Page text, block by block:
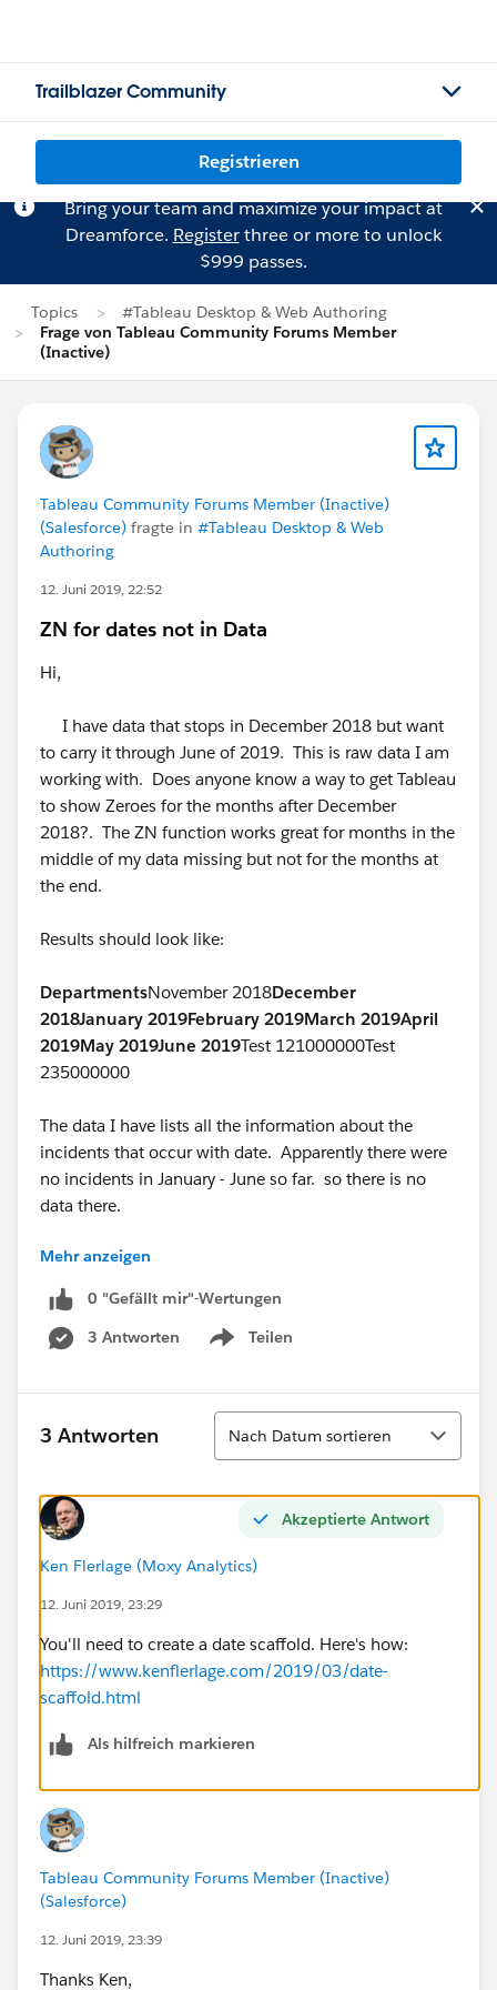
Trailblazer Community
Registrieren
Bring your team and maximize your impact at
Dreamforce. Registerthree or more to unlock
$999 passes.
Topics
#Tableau Desktop & Web Authoring
Frage von Tableau Community Forums Member
(Inactive)
Tableau Community Forums Member (Inactive)
(Salesforce) fragte in #Tableau Desktop & Web
Authoring
12. Juni 2019, 22:52
ZN for dates not in Data
Hi,
I have data that stops in December 2018 but want
to carry it through June of 2019. This is raw data I am
working with. Does anyone know a way to get Tableau
to show Zeroes for the months after December
2018?. The ZN function works great for months in the
middle of my data missing but not for the months at
the end.
Results should look like:
DepartmentsNovember 2018December
2018January 2019February 2019March 2019April
2019May 2019June 2019Test 121000000Test
235000000
The data I have lists all the information about the
incidents that occur with date. Apparently there were
no incidents in January - June so far. so there is no
data there.
Any help would be appreciated.
Thanks,
Mehr anzeigen
0 "Gefällt mir"-Wertungen
3 Antworten
Teilen
Show menu
3 Antworten
Sortieren
Nach Datum sortieren
Akzeptierte Antwort
Ken Flerlage (Moxy Analytics)
12. Juni 2019, 23:29
You'll need to create a date scaffold. Here's how:
https://www.kenflerlage.com/2019/03/date-
scaffold.html
Als hilfreich markieren
Tableau Community Forums Member (Inactive)
(Salesforce)
12. Juni 2019, 23:39
Thanks Ken,